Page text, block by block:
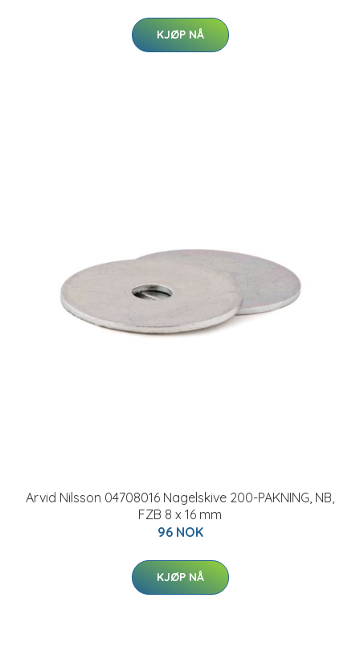
KJØP NÅ
Arvid Nilsson 04708016 Nagelskive 200-PAKNING, NB,
FZB 8 x 16 mm
96 NOK
KJØP NÅ